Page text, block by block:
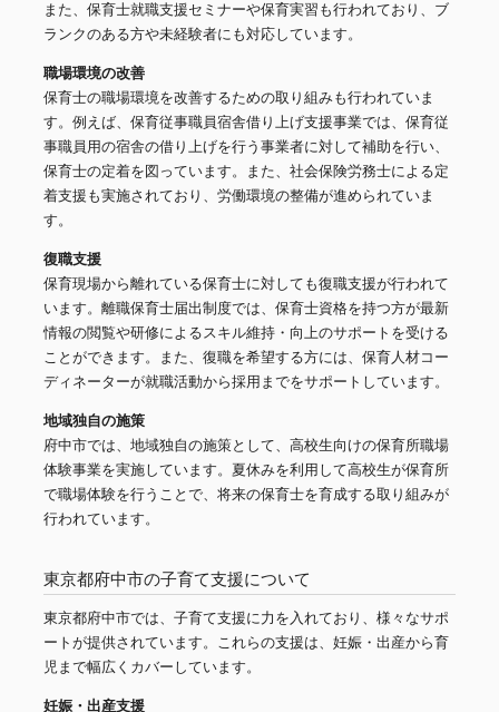
また、保育士就職支援セミナーや保育実習も行われており、ブ
ランクのある方や未経験者にも対応しています。
職場環境の改善
保育士の職場環境を改善するための取り組みも行われていま
す。例えば、保育従事職員宿舎借り上げ支援事業では、保育従
事職員用の宿舎の借り上げを行う事業者に対して補助を行い、
保育士の定着を図っています。また、社会保険労務士による定
着支援も実施されており、労働環境の整備が進められていま
す。
復職支援
保育現場から離れている保育士に対しても復職支援が行われて
います。離職保育士届出制度では、保育士資格を持つ方が最新
情報の閲覧や研修によるスキル維持・向上のサポートを受ける
ことができます。また、復職を希望する方には、保育人材コー
ディネーターが就職活動から採用までをサポートしています。
地域独自の施策
府中市では、地域独自の施策として、高校生向けの保育所職場
体験事業を実施しています。夏休みを利用して高校生が保育所
で職場体験を行うことで、将来の保育士を育成する取り組みが
行われています。
東京都府中市の子育て支援について
東京都府中市では、子育て支援に力を入れており、様々なサポ
ートが提供されています。これらの支援は、妊娠・出産から育
児まで幅広くカバーしています。
妊娠・出産支援